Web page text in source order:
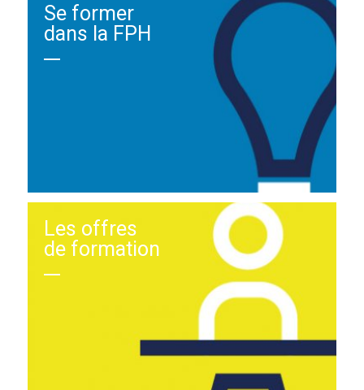
Se former
dans la FPH
Les offres
de formation